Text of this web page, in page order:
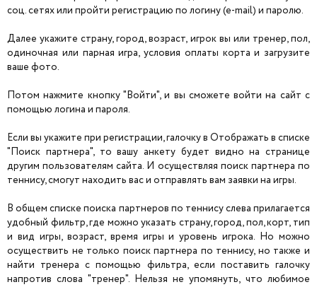
соц. сетях или пройти регистрацию по логину (e-mail) и паролю.
Далее укажите страну, город, возраст, игрок вы или тренер, пол,
одиночная или парная игра, условия оплаты корта и загрузите
ваше фото.
Потом нажмите кнопку "Войти", и вы сможете войти на сайт с
помощью логина и пароля.
Если вы укажите при регистрации, галочку в Отображать в списке
"Поиск партнера", то вашу анкету будет видно на странице
другим пользователям сайта. И осуществляя поиск партнера по
теннису, смогут находить вас и отправлять вам заявки на игры.
В общем списке поиска партнеров по теннису слева прилагается
удобный фильтр, где можно указать страну, город, пол, корт, тип
и вид игры, возраст, время игры и уровень игрока. Но можно
осуществить не только поиск партнера по теннису, но также и
найти тренера с помощью фильтра, если поставить галочку
напротив слова "тренер". Нельзя не упомянуть, что любимое